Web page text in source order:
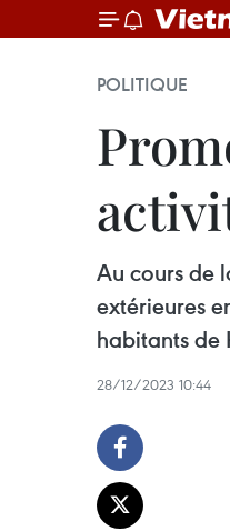
POLITIQUE
Au cours de
extérieures
habitants de
28/12/2023 10:44